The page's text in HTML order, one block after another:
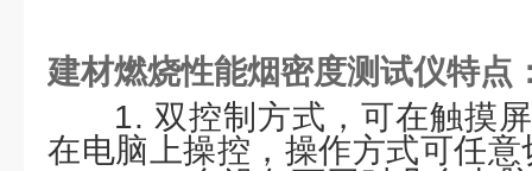
建材燃烧性能烟密度测试仪特点
1. 双控制方式，可在触摸
在电脑上操控，操作方式可任意